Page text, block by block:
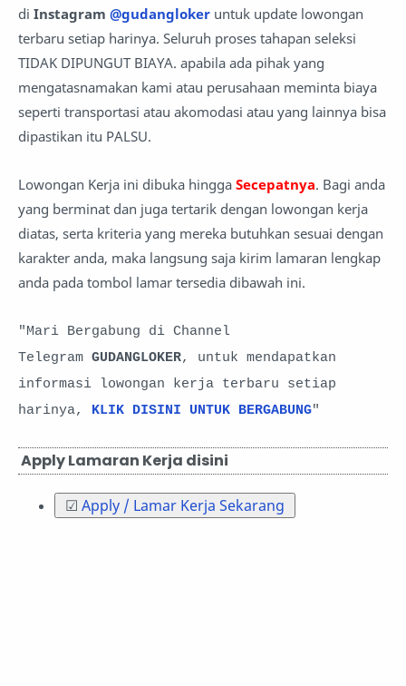
di Instagram @gudangloker untuk update lowongan
terbaru setiap harinya. Seluruh proses tahapan seleksi
TIDAK DIPUNGUT BIAYA. apabila ada pihak yang
mengatasnamakan kami atau perusahaan meminta biaya
seperti transportasi atau akomodasi atau yang lainnya bisa
dipastikan itu PALSU.
Lowongan Kerja ini dibuka hingga Secepatnya. Bagi anda
yang berminat dan juga tertarik dengan lowongan kerja
diatas, serta kriteria yang mereka butuhkan sesuai dengan
karakter anda, maka langsung saja kirim lamaran lengkap
anda pada tombol lamar tersedia dibawah ini.
"Mari Bergabung di Channel
Telegram GUDANGLOKER, untuk mendapatkan
informasi lowongan kerja terbaru setiap
harinya, KLIK DISINI UNTUK BERGABUNG"
Apply Lamaran Kerja disini
☑ Apply / Lamar Kerja Sekarang